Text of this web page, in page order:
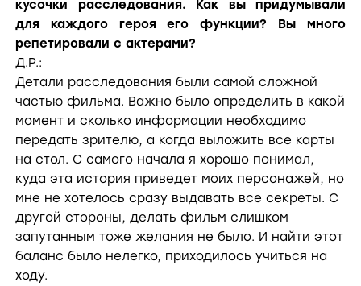
кусочки расследования. Как вы придумывали
для каждого героя его функции? Вы много
репетировали с актерами?
Д.Р.:
Детали расследования были самой сложной
частью фильма. Важно было определить в какой
момент и сколько информации необходимо
передать зрителю, а когда выложить все карты
на стол. С самого начала я хорошо понимал,
куда эта история приведет моих персонажей, но
мне не хотелось сразу выдавать все секреты. С
другой стороны, делать фильм слишком
запутанным тоже желания не было. И найти этот
баланс было нелегко, приходилось учиться на
ходу.